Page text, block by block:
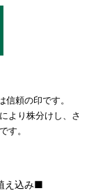
頼の印です。
より株分けし、さ
す。
え込み■